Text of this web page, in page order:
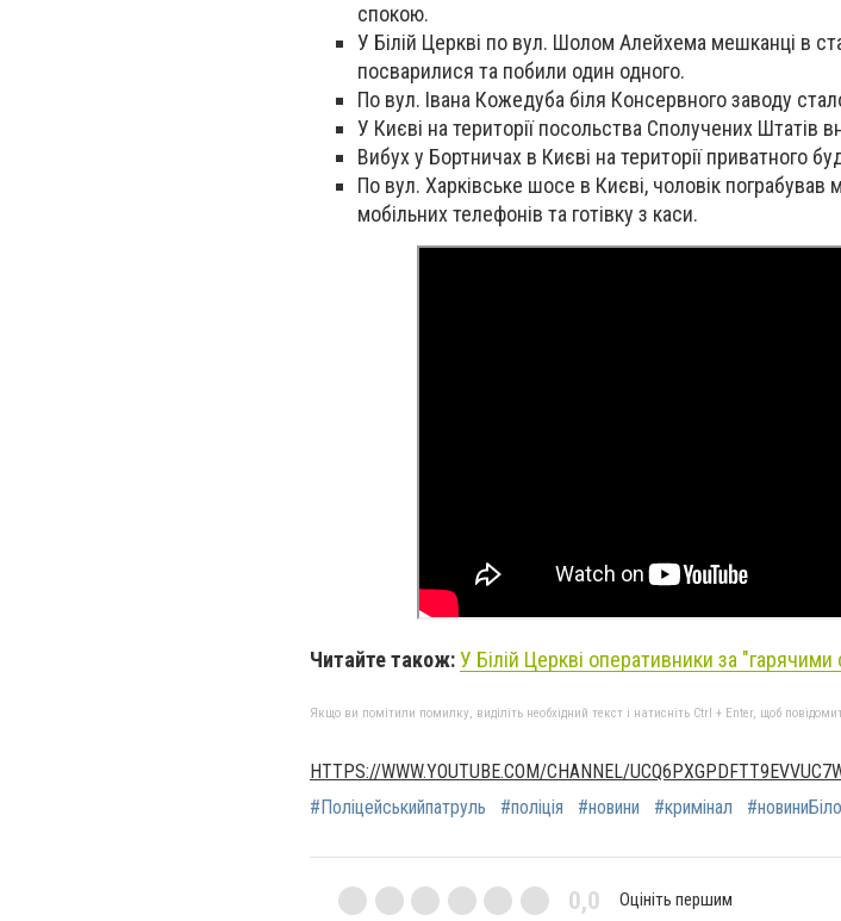
спокою.
У Білій Церкві по вул. Шолом Алейхема мешканці в
посварилися та побили один одного.
По вул. Івана Кожедуба біля Консервного заводу
У Києві на території посольства Сполучених Штатів
Вибух у Бортничах в Києві на території приватного
По вул. Харківське шосе в Києві, чоловік пограбував
мобільних телефонів та готівку з каси.
Читайте також:У Білій Церкві оперативники за
Якщо ви помітили помилку, виділіть необхідний текст і натисніть Ctrl + Enter, щоб
HTTPS://WWW.YOUTUBE.COM/CHANNEL/
#Поліцейськийпатруль
#поліція #новини #кримінал
0,0 Оцініть першим